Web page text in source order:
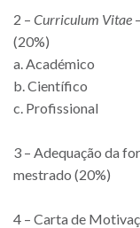
2 – Curriculum Vitae
(20%)
a. Académico
b. Científico
c. Profissional
3 – Adequação da
mestrado (20%)
4 – Carta de